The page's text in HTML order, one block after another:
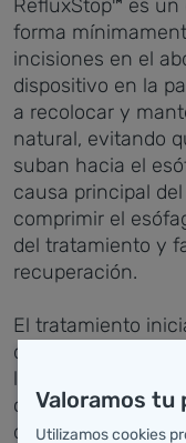
RefluxStop™ es
forma
incisiones en el
dispositivo en la
a recolocar y
natural, evitando
suban hacia el
causa principal
comprimir el
del tratamiento y
recuperación.
El tratamiento
debe ser médico,
la cirugía es
ofrece una opción
demostrado en
Valoramos tu
Utilizamos cookies